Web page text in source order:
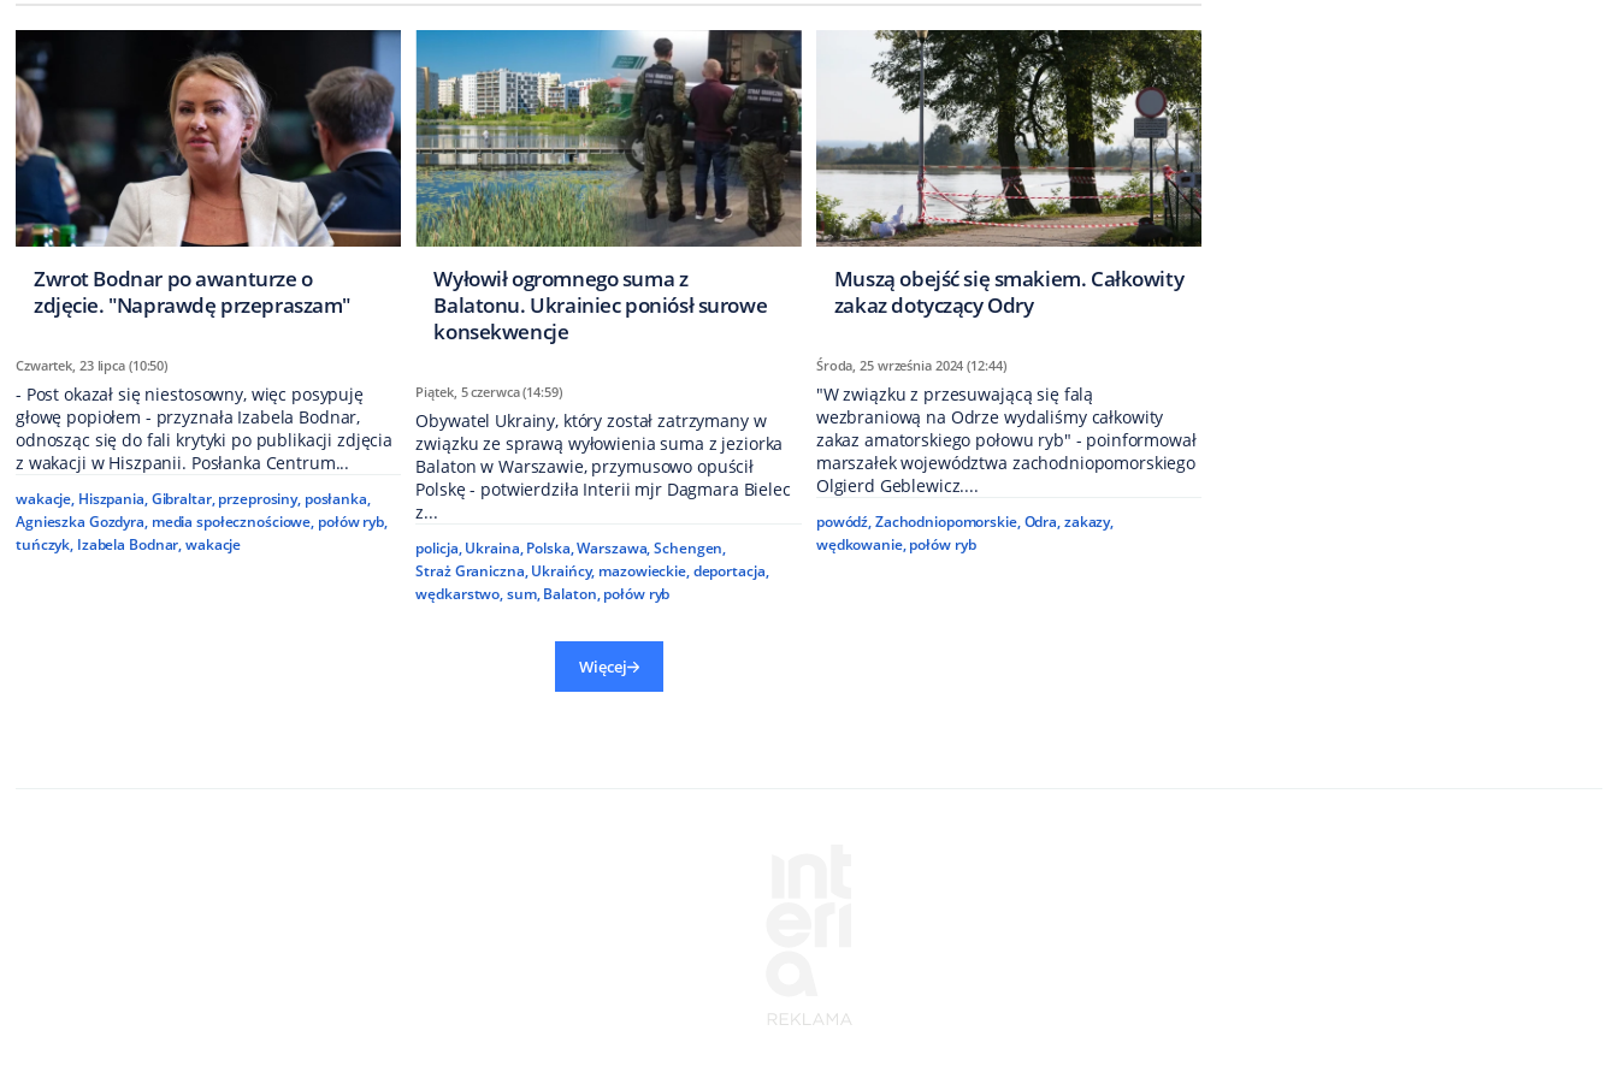
Zwrot Bodnar po awanturze o
zdjęcie. "Naprawdę przepraszam"
Czwartek, 23 lipca (10:50)
- Post okazał się niestosowny, więc posypuję
głowę popiołem - przyznała Izabela Bodnar,
odnosząc się do fali krytyki po publikacji zdjęcia
z wakacji w Hiszpanii. Posłanka Centrum...
wakacje, Hiszpania,Gibraltar, przeprosiny, posłanka,
Agnieszka Gozdyra, media społecznościowe, połów ryb,
tuńczyk, Izabela Bodnar,wakacje
Wyłowił ogromnego suma z
Balatonu. Ukrainiec poniósł surowe
konsekwencje
Piątek, 5 czerwca (14:59)
Obywatel Ukrainy, który został zatrzymany w
związku ze sprawą wyłowienia suma z jeziorka
Balaton w Warszawie, przymusowo opuścił
Polskę - potwierdziła Interii mjr Dagmara Bielec
z...
policja, Ukraina, Polska,Warszawa,Schengen,
Straż Graniczna, Ukraińcy, mazowieckie,deportacja,
wędkarstwo,sum, Balaton, połów ryb
Muszą obejść się smakiem. Całkowity
zakaz dotyczący Odry
Środa, 25 września 2024 (12:44)
"W związku z przesuwającą się falą
wezbraniową na Odrze wydaliśmy całkowity
zakaz amatorskiego połowu ryb" - poinformował
marszałek województwa zachodniopomorskiego
Olgierd Geblewicz....
powódź,Zachodniopomorskie,Odra,zakazy,
wędkowanie, połów ryb
Więcej